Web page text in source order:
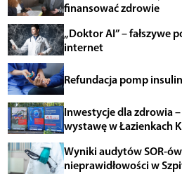
finansować zdrowie
„Doktor AI” – fałszywe
internet
Refundacja pomp
Inwestycje dla zdrowia
wystawę w Łazienkach
Wyniki audytów SOR-
nieprawidłowości w